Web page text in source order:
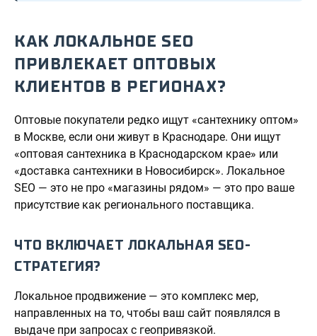
КАК ЛОКАЛЬНОЕ SEO
ПРИВЛЕКАЕТ ОПТОВЫХ
КЛИЕНТОВ В РЕГИОНАХ?
Оптовые покупатели редко ищут «сантехнику оптом»
в Москве, если они живут в Краснодаре. Они ищут
«оптовая сантехника в Краснодарском крае» или
«доставка сантехники в Новосибирск». Локальное
SEO — это не про «магазины рядом» — это про ваше
присутствие как регионального поставщика.
ЧТО ВКЛЮЧАЕТ ЛОКАЛЬНАЯ SEO-
СТРАТЕГИЯ?
Локальное продвижение — это комплекс мер,
направленных на то, чтобы ваш сайт появлялся в
выдаче при запросах с геопривязкой.